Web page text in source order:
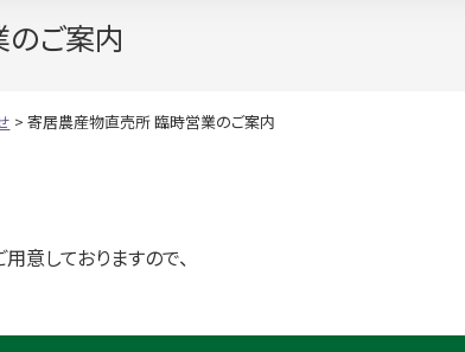
ご案内
> 寄居農産物直売所 臨時営業のご案内
意しておりますので、